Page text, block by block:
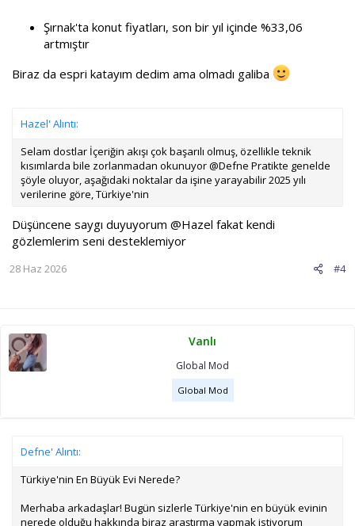
Şırnak'ta konut fiyatları, son bir yıl içinde %33,06
artmıştır
Biraz da espri katayım dedim ama olmadı galiba
Hazel' Alıntı:
Selam dostlar İçeriğin akışı çok başarılı olmuş, özellikle teknik
kısımlarda bile zorlanmadan okunuyor @Defne Pratikte genelde
şöyle oluyor, aşağıdaki noktalar da işine yarayabilir 2025 yılı
verilerine göre, Türkiye'nin
Düşüncene saygı duyuyorum @Hazel fakat kendi
gözlemlerim seni desteklemiyor
#4
28 Haz 2026
Vanlı
Global Mod
Global Mod
Defne' Alıntı:
Türkiye'nin En Büyük Evi Nerede?
Merhaba arkadaşlar! Bugün sizlerle Türkiye'nin en büyük evinin
nerede olduğu hakkında biraz araştırma yapmak istiyorum